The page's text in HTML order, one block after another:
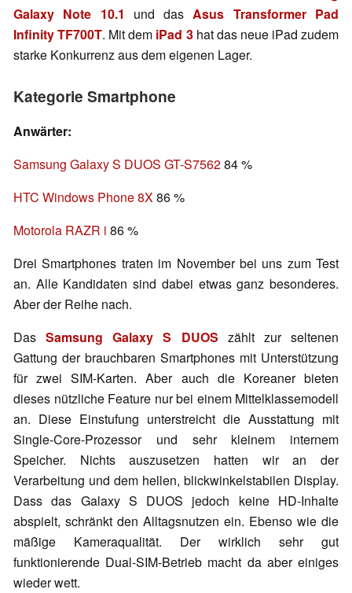
Galaxy Note 10.1
und dasAsus Transformer Pad
Infinity TF700T. Mit dem iPad 3hat das neue iPad zudem
starke Konkurrenz aus dem eigenen Lager.
Kategorie Smartphone
Anwärter:
Samsung Galaxy S DUOS GT-S756284 %
HTC Windows Phone 8X86 %
Motorola RAZR i 86 %
Drei Smartphones traten im November bei uns zum Test
an. Alle Kandidaten sind dabei etwas ganz besonderes.
Aber der Reihe nach.
DasSamsung Galaxy S DUOS zählt zur seltenen
Gattung der brauchbaren Smartphones mit Unterstützung
für zwei SIM-Karten. Aber auch die Koreaner bieten
dieses nützliche Feature nur bei einem Mittelklassemodell
an. Diese Einstufung unterstreicht die Ausstattung mit
Single-Core-Prozessor und sehr kleinem internem
Speicher. Nichts auszusetzen hatten wir an der
Verarbeitung und dem hellen, blickwinkelstabilen Display.
Dass das Galaxy S DUOS jedoch keine HD-Inhalte
abspielt, schränkt den Alltagsnutzen ein. Ebenso wie die
mäßige Kameraqualität. Der wirklich sehr gut
funktionierende Dual-SIM-Betrieb macht da aber einiges
wieder wett.